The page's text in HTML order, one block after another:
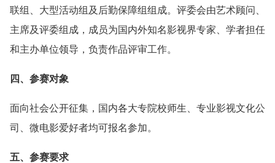
联组、大型活动组及后勤保障组组成。评委会由艺术顾问、
主席及评委组成，成员为国内外知名影视界专家、学者担任
和主办单位领导，负责作品评审工作。
四、参赛对象
面向社会公开征集，国内各大专院校师生、专业影视文化公
司、微电影爱好者均可报名参加。
五、参赛要求